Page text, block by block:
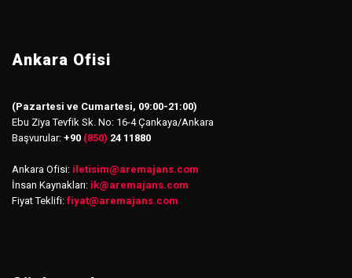
Ankara Ofisi
(Pazartesi ve Cumartesi, 09:00-21:00)
Ebu Ziya Tevfik Sk. No: 16-4 Çankaya/Ankara
Başvurular: +90 (850) 24 11880
Ankara Ofisi: iletisim@aremajans.com
İnsan Kaynakları: ik@aremajans.com
Fiyat Teklifi: fiyat@aremajans.com